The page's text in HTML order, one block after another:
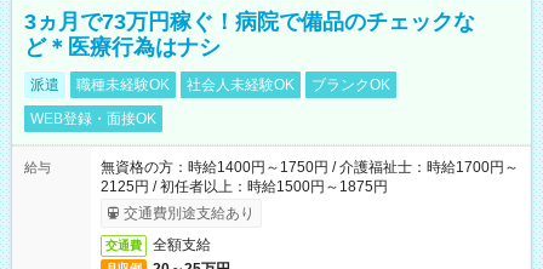
3ヵ月で73万円稼ぐ！病院で備品のチェックな
ど＊医療行為はナシ
派遣 職種未経験OK 社会人未経験OK
ブランクOK
WEB登録・面接OK
給与
無資格の方：時給1400円～1750円 / 介護福祉士：時給1700円～
2125円 / 初任者以上：時給1500円～1875円
交通費別途支給あり
交通費 全額支給